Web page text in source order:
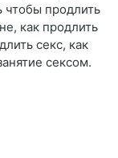
чтобы продлить
как продлить
секс, как
сексом.